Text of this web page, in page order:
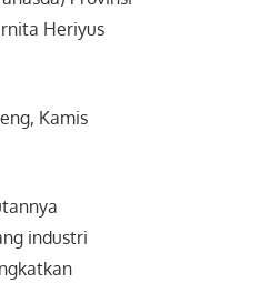
Heriyus
Kamis
industri